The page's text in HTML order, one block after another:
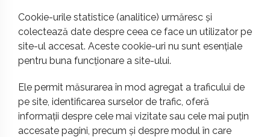
Cookie-urile statistice (analitice) urmăresc și
colectează date despre ceea ce face un utilizator pe
site-ul accesat. Aceste cookie-uri nu sunt esențiale
pentru buna funcționare a site-ului.
Ele permit măsurarea în mod agregat a traficului de
pe site, identificarea surselor de trafic, oferă
informații despre cele mai vizitate sau cele mai puțin
accesate pagini, precum și despre modul în care